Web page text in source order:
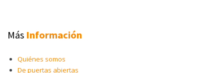
Más Información
Quiénes somos
De puertas abiertas